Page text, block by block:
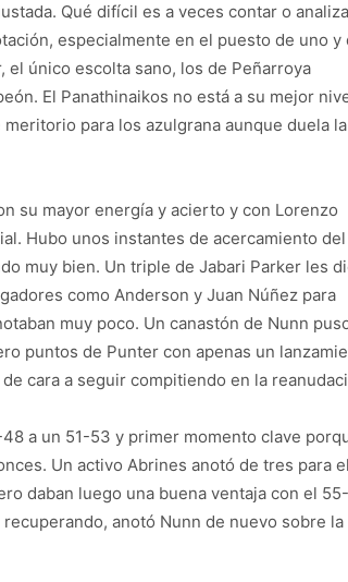
Qué difícil es a veces contar o
especialmente en el puesto de uno y
el único escolta sano, los de Peñarroya
El Panathinaikos no está a su mejor
para los azulgrana aunque duela la
su mayor energía y acierto y con Lorenzo
Hubo unos instantes de acercamiento del
muy bien. Un triple de Jabari Parker les
como Anderson y Juan Núñez para
muy poco. Un canastón de Nunn
puntos de Punter con apenas un
cara a seguir compitiendo en la
a un 51-53 y primer momento clave
Un activo Abrines anotó de tres para el
daban luego una buena ventaja con el
anotó Nunn de nuevo sobre la